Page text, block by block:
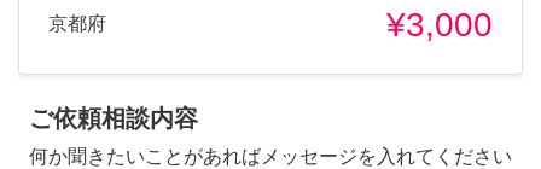
京都府 ¥3,000
ご依頼相談内容
何か聞きたいことがあればメッセージを入れてください